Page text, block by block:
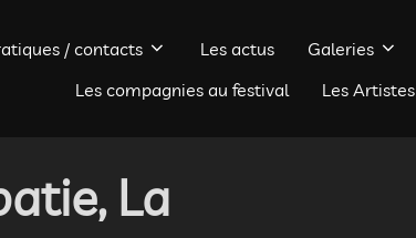
/ contacts Les actus
Galeries
Les compagnies au festival
Les Artistes
La